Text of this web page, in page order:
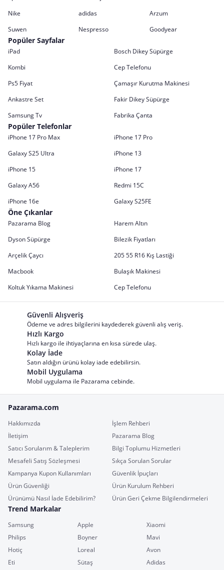
Nike
adidas
Arzum
Suwen
Nespresso Goodyear
Popüler Sayfalar
iPad
Bosch Dikey Süpürge
Kombi
Cep Telefonu
Ps5 Fiyat
Çamaşır Kurutma Makinesi
Ankastre Set
Fakir Dikey Süpürge
Samsung Tv
Fabrika Çanta
Popüler Telefonlar
iPhone 17 Pro Max
iPhone 17 Pro
Galaxy S25 Ultra
iPhone 13
iPhone 15
iPhone 17
Galaxy A56
Redmi 15C
iPhone 16e
Galaxy S25FE
Öne Çıkanlar
Pazarama Blog
Harem Altın
Dyson Süpürge
Bilezik Fiyatları
Arçelik Çaycı
205 55 R16 Kış Lastiği
Macbook
Bulaşık Makinesi
Koltuk Yıkama Makinesi
Cep Telefonu
Güvenli Alışveriş
Ödeme ve adres bilgilerini kaydederek güvenli alış veriş.
Hızlı Kargo
Hızlı kargo ile ihtiyaçlarına en kısa sürede ulaş.
Kolay İade
Satın aldığın ürünü kolay iade edebilirsin.
Mobil Uygulama
Mobil uygulama ile Pazarama cebinde.
Pazarama.com
Hakkımızda
İşlem Rehberi
İletişim
Pazarama Blog
Satıcı Sorularım & Taleplerim
Bilgi Toplumu Hizmetleri
Mesafeli Satış Sözleşmesi
Sıkça Sorulan Sorular
Kampanya Kupon Kullanımları
Güvenlik İpuçları
Ürün Güvenliği
Ürün Kurulum Rehberi
Ürünümü Nasıl İade Edebilirim?
Ürün Geri Çekme Bilgilendirmeleri
Trend Markalar
Samsung Apple
Xiaomi
Philips
Boyner
Mavi
Hotiç
Loreal
Avon
Eti
Sütaş
Adidas